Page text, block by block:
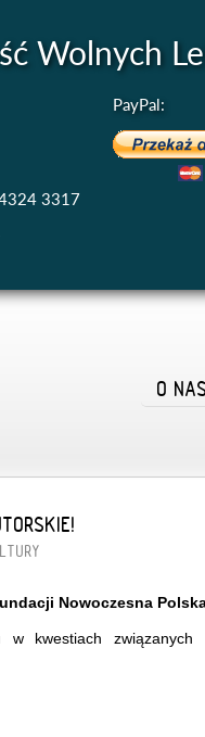
Wolnych
3317
PayPal:
O
Nowoczesna
w kwestiach